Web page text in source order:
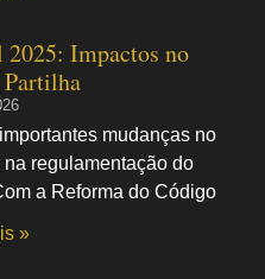
Impactos no
mudanças no
regulamentação do
a Reforma do Código
»